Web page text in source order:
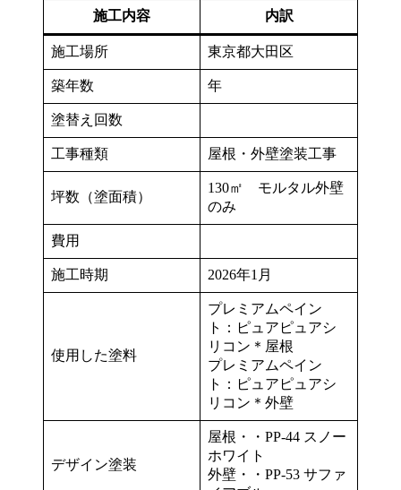
施工内容 内訳
施工場所 東京都大田区
築年数 年
塗替え回数
工事種類 屋根・外壁塗装工事
坪数（塗面積）
130㎡ モルタル外壁
のみ
費用
施工時期 2026年1月
使用した塗料
プレミアムペイン
ト：ピュアピュアシ
リコン＊屋根
プレミアムペイン
ト：ピュアピュアシ
リコン＊外壁
デザイン塗装
屋根・・PP-44 スノー
ホワイト
外壁・・PP-53 サファ